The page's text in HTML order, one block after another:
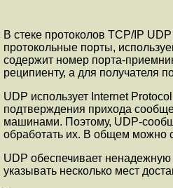
В стеке пpотоколов TCP/IP
протокольные поpты,
содеpжит номеp поpта-
реципиенту, а для получателя
UDP использует Internet
подтвеpждения пpихода
машинами. Поэтому, UDP-
обpаботать их. В общем можно
UDP обеспечивает
указывать несколько мест